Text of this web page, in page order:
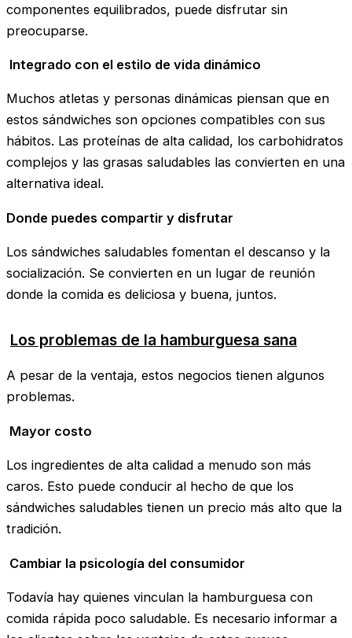
componentes equilibrados, puede disfrutar sin
preocuparse.
Integrado con el estilo de vida dinámico
Muchos atletas y personas dinámicas piensan que en
estos sándwiches son opciones compatibles con sus
hábitos. Las proteínas de alta calidad, los carbohidratos
complejos y las grasas saludables las convierten en una
alternativa ideal.
Donde puedes compartir y disfrutar
Los sándwiches saludables fomentan el descanso y la
socialización. Se convierten en un lugar de reunión
donde la comida es deliciosa y buena, juntos.
Los problemas de la hamburguesa sana
A pesar de la ventaja, estos negocios tienen algunos
problemas.
Mayor costo
Los ingredientes de alta calidad a menudo son más
caros. Esto puede conducir al hecho de que los
sándwiches saludables tienen un precio más alto que la
tradición.
Cambiar la psicología del consumidor
Todavía hay quienes vinculan la hamburguesa con
comida rápida poco saludable. Es necesario informar a